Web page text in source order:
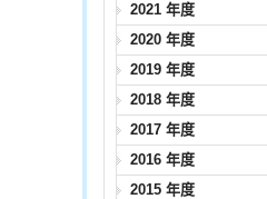
2021 年度
2020 年度
2019 年度
2018 年度
2017 年度
2016 年度
2015 年度